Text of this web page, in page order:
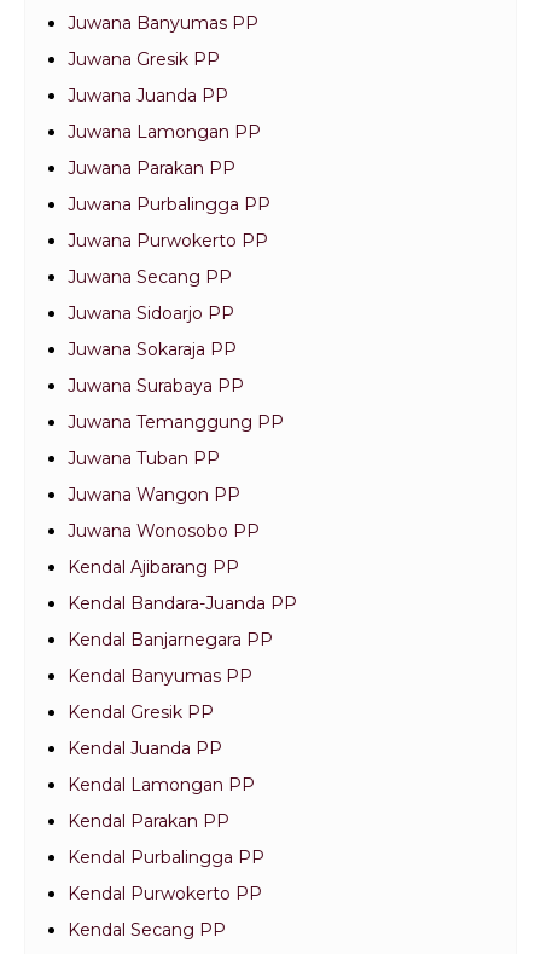
Juwana Banyumas PP
Juwana Gresik PP
Juwana Juanda PP
Juwana Lamongan PP
Juwana Parakan PP
Juwana Purbalingga PP
Juwana Purwokerto PP
Juwana Secang PP
Juwana Sidoarjo PP
Juwana Sokaraja PP
Juwana Surabaya PP
Juwana Temanggung PP
Juwana Tuban PP
Juwana Wangon PP
Juwana Wonosobo PP
Kendal Ajibarang PP
Kendal Bandara-Juanda PP
Kendal Banjarnegara PP
Kendal Banyumas PP
Kendal Gresik PP
Kendal Juanda PP
Kendal Lamongan PP
Kendal Parakan PP
Kendal Purbalingga PP
Kendal Purwokerto PP
Kendal Secang PP